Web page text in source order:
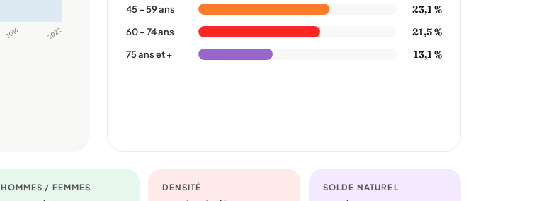
2016 2022
45 – 59 ans 23,1 %
60 – 74 ans 21,5 %
75 ans et + 13,1 %
HOMMES / FEMMES DENSITÉ SOLDE NATUREL